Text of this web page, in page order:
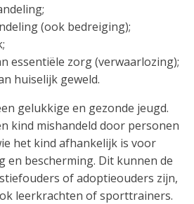
(ook bedreiging);
essentiële zorg (verwaarlozing);
huiselijk geweld.
gelukkige en gezonde jeugd.
kind mishandeld door personen
het kind afhankelijk is voor
en bescherming. Dit kunnen de
of adoptieouders zijn,
leerkrachten of sporttrainers.